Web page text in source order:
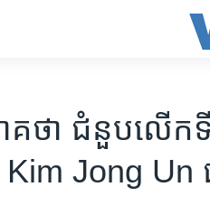
ាគ​ថា ជំនួប​លើ
Jong Un